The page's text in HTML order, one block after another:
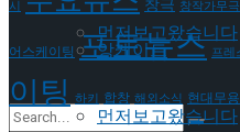
먼저보고왔습니다
앙케이트
먼저보고왔습니다
시 창극 창작가무극
어스케이팅 포토뉴스 프레
이팅 하키 합창 해외소식 현대무용